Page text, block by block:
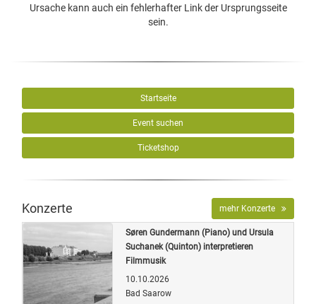
Ursache kann auch ein fehlerhafter Link der Ursprungsseite
sein.
Startseite
Event suchen
Ticketshop
Konzerte mehr Konzerte
Søren Gundermann (Piano) und Ursula
Suchanek (Quinton) interpretieren
Filmmusik
10.10.2026
Bad Saarow